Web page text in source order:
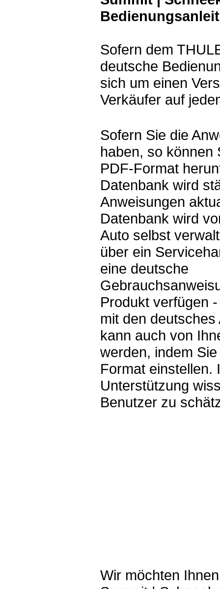
Sofern dem
deutsche
sich um einen
Verkäufer auf
Sofern Sie die
haben, so können
PDF-Format
Datenbank wird
Anweisungen
Datenbank wird
Auto selbst
über ein
eine deutsche
Produkt verfügen
mit den
kann auch von
werden, indem
Format einstellen.
Unterstützung
Benutzer zu
Wir möchten